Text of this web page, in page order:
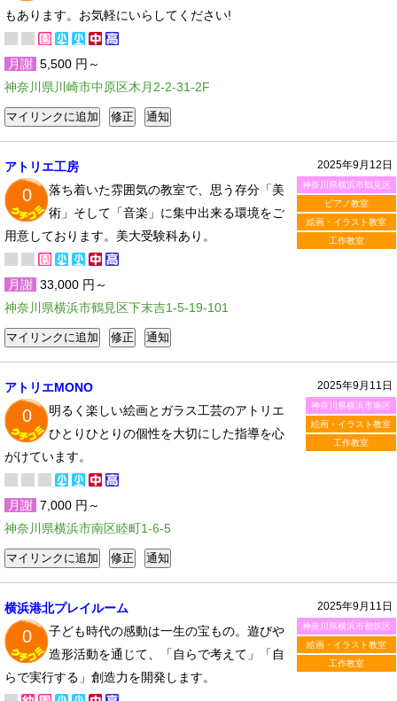
もあります。お気軽にいらしてください!
月謝 5,500 円～
神奈川県川崎市中原区木月2-2-31-2F
2025年9月12日
神奈川県横浜市鶴見区
ピアノ教室
絵画・イラスト教室
工作教室
アトリエ工房
0
落ち着いた雰囲気の教室で、思う存分「美
術」そして「音楽」に集中出来る環境をご
用意しております。美大受験科あり。
月謝 33,000 円～
神奈川県横浜市鶴見区下末吉1-5-19-101
2025年9月11日
神奈川県横浜市南区
絵画・イラスト教室
工作教室
アトリエMONO
0
明るく楽しい絵画とガラス工芸のアトリエ
ひとりひとりの個性を大切にした指導を心
がけています。
月謝 7,000 円～
神奈川県横浜市南区睦町1-6-5
2025年9月11日
神奈川県横浜市都筑区
絵画・イラスト教室
工作教室
横浜港北プレイルーム
0
子ども時代の感動は一生の宝もの。遊びや
造形活動を通じて、「自らで考えて」「自
らで実行する」創造力を開発します。